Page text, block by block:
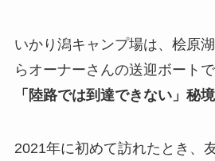
いかり潟キャンプ場は、桧原
らオーナーさんの送迎ボート
「陸路では到達できない」秘
2021年に初めて訪れたとき、